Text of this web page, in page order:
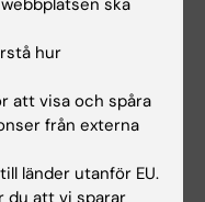
för onkologi-
i en ålder av 82
och Håkans bror med
och synnerligen
hur
att visa och spåra
från externa
länder utanför EU.
du att vi sparar